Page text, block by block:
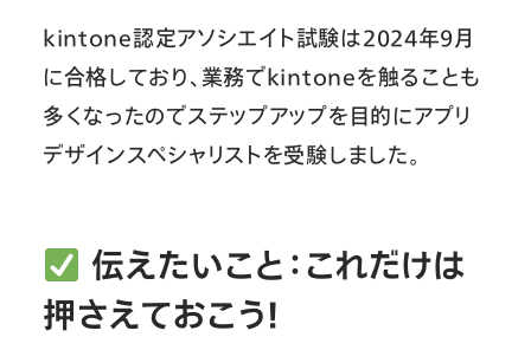
kintone認定アソシエイト試験は2024年9月
に合格しており、業務でkintoneを触ることも
多くなったのでステップアップを目的にアプリ
デザインスペシャリストを受験しました。
伝えたいこと：これだけは
押さえておこう！